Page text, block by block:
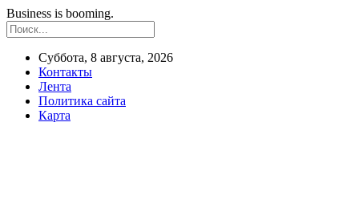
Business is booming.
Суббота, 8 августа, 2026
Контакты
Лента
Политика сайта
Карта